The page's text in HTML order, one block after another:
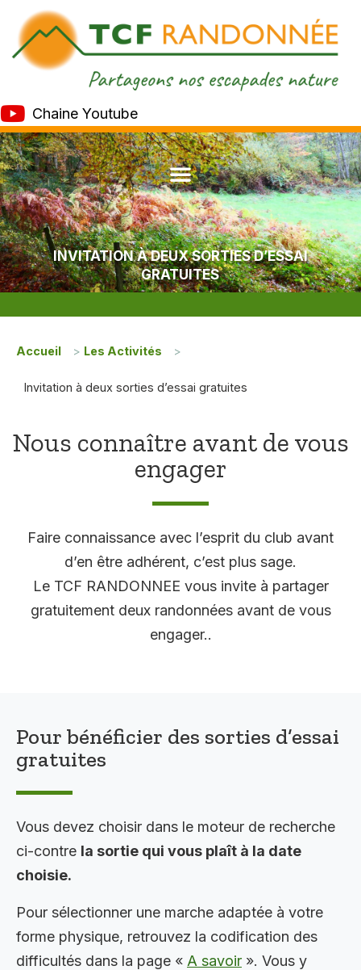
Chaine Youtube
INVITATION À DEUX SORTIES D’ESSAI
GRATUITES
Accueil > Les Activités >
Invitation à deux sorties d’essai gratuites
Nous connaître avant de vous
engager
Faire connaissance avec l’esprit du club avant
d’en être adhérent, c’est plus sage.
Le TCF RANDONNEE vous invite à partager
gratuitement deux randonnées avant de vous
engager..
Pour bénéficier des sorties d’essai
gratuites
Vous devez choisir dans le moteur de recherche
ci-contre la sortie qui vous plaît à la date
choisie.
Pour sélectionner une marche adaptée à votre
forme physique, retrouvez la codification des
difficultés dans la page « A savoir ». Vous y